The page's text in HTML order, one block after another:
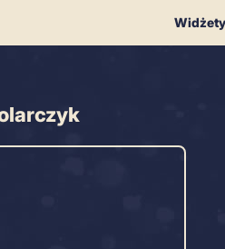
Widżety